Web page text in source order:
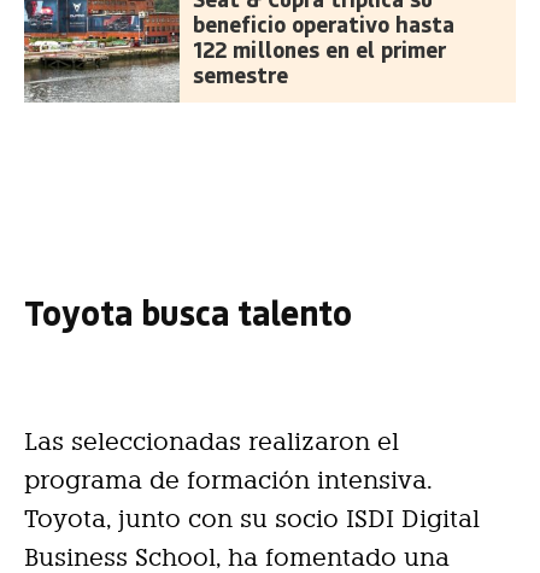
beneficio operativo hasta
122 millones en el primer
semestre
Toyota busca talento
Las seleccionadas realizaron el
programa de formación intensiva.
Toyota, junto con su socio ISDI Digital
Business School, ha fomentado una